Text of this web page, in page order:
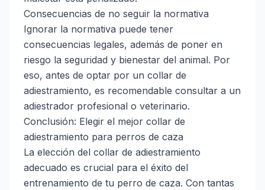
Consecuencias de no seguir la normativa
Ignorar la normativa puede tener
consecuencias legales, además de poner en
riesgo la seguridad y bienestar del animal. Por
eso, antes de optar por un collar de
adiestramiento, es recomendable consultar a un
adiestrador profesional o veterinario.
Conclusión: Elegir el mejor collar de
adiestramiento para perros de caza
La elección del collar de adiestramiento
adecuado es crucial para el éxito del
entrenamiento de tu perro de caza. Con tantas